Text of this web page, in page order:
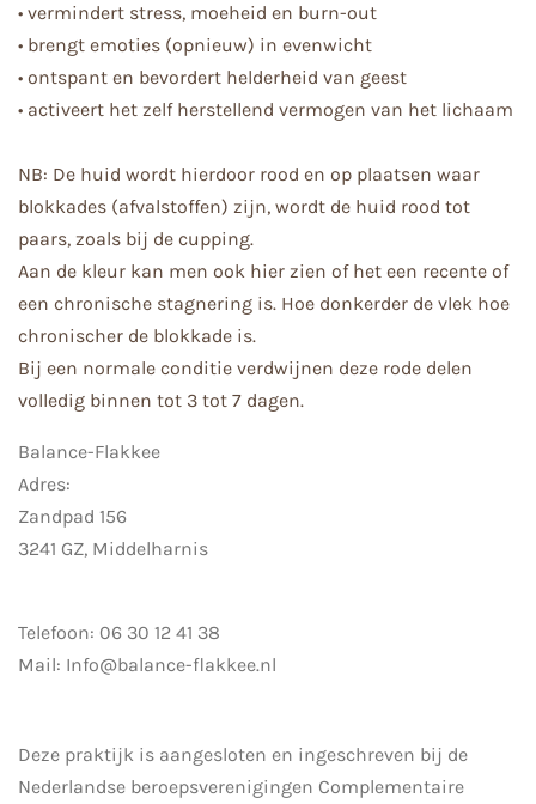
• vermindert stress, moeheid en burn-out
• brengt emoties (opnieuw) in evenwicht
• ontspant en bevordert helderheid van geest
• activeert het zelf herstellend vermogen van het lichaam
NB: De huid wordt hierdoor rood en op plaatsen waar
blokkades (afvalstoffen) zijn, wordt de huid rood tot
paars, zoals bij de cupping.
Aan de kleur kan men ook hier zien of het een recente of
een chronische stagnering is. Hoe donkerder de vlek hoe
chronischer de blokkade is.
Bij een normale conditie verdwijnen deze rode delen
volledig binnen tot 3 tot 7 dagen.
Balance-Flakkee
Adres:
Zandpad 156
3241 GZ, Middelharnis
Telefoon: 06 30 12 41 38
Mail: Info@balance-flakkee.nl
Deze praktijk is aangesloten en ingeschreven bij de
Nederlandse beroepsverenigingen Complementaire